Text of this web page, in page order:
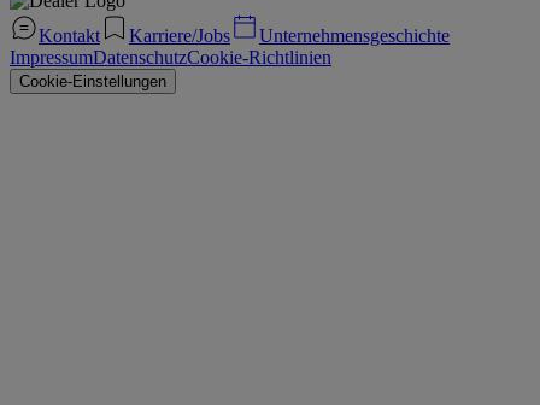
Kontakt Karriere/Jobs
Unternehmensgeschichte
ImpressumDatenschutzCookie-Richtlinien
Cookie-Einstellungen